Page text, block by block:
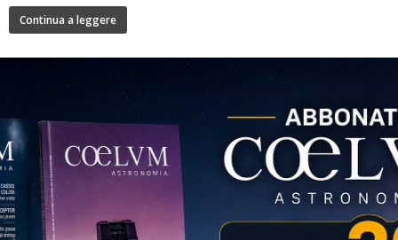
Continua a leggere